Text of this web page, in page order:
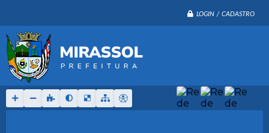
LOGIN / CADASTRO